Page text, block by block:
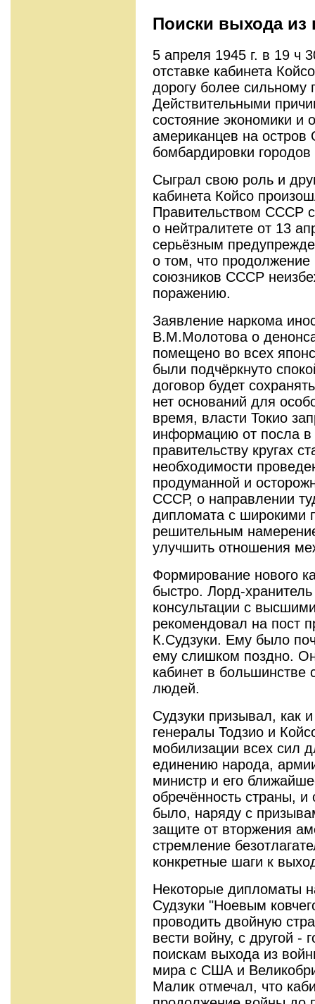
Поиски выхода
5 апреля 1945 г. в 19 ч
отставке кабинета
дорогу более сильному
Действительными
состояние экономики и
американцев на
бомбардировки
Сыграл свою роль и
кабинета Койсо
Правительством СССР
о нейтралитете от 13
серьёзным
о том, что
союзников СССР
поражению.
Заявление наркома
В.М.Молотова о
помещено во всех
были подчёркнуто
договор будет
нет оснований для
время, власти Токио
информацию от посла
правительству кругах
необходимости
продуманной и
СССР, о направлении
дипломата с широкими
решительным
улучшить отношения
Формирование нового
быстро. Лорд-
консультации с
рекомендовал на пост
К.Судзуки. Ему было
ему слишком поздно.
кабинет в большинстве
людей.
Судзуки призывал, как
генералы Тодзио и
мобилизации всех сил
единению народа,
министр и его
обречённость страны,
было, наряду с
защите от вторжения
стремление
конкретные шаги к
Некоторые дипломаты
Судзуки "Ноевым
проводить двойную
вести войну, с другой -
поискам выхода из
мира с США и
Малик отмечал, что